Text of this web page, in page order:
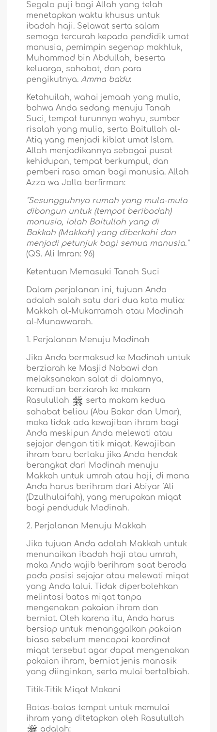
Segala puji bagi Allah yang telah
menetapkan waktu khusus untuk
ibadah haji. Selawat serta salam
semoga tercurah kepada pendidik umat
manusia, pemimpin segenap makhluk,
Muhammad bin Abdullah, beserta
keluarga, sahabat, dan para
pengikutnya.Amma ba'du:
Ketahuilah, wahai jemaah yang mulia,
bahwa Anda sedang menuju Tanah
Suci, tempat turunnya wahyu, sumber
risalah yang mulia, serta Baitullah al-
Atiq yang menjadi kiblat umat Islam.
Allah menjadikannya sebagai pusat
kehidupan, tempat berkumpul, dan
pemberi rasa aman bagi manusia. Allah
Azza wa Jalla berfirman:
"Sesungguhnya rumah yang mula-mula
dibangun untuk (tempat beribadah)
manusia, ialah Baitullah yang di
Bakkah (Makkah) yang diberkahi dan
menjadi petunjuk bagi semua manusia."
(QS. Ali Imran: 96)
Ketentuan Memasuki Tanah Suci
Dalam perjalanan ini, tujuan Anda
adalah salah satu dari dua kota mulia:
Makkah al-Mukarramah atau Madinah
al-Munawwarah.
1. Perjalanan Menuju Madinah
Jika Anda bermaksud ke Madinah untuk
berziarah ke Masjid Nabawi dan
melaksanakan salat di dalamnya,
kemudian berziarah ke makam
Rasulullah
serta makam kedua
sahabat beliau (Abu Bakar dan Umar),
maka tidak ada kewajiban ihram bagi
Anda meskipun Anda melewati atau
sejajar dengan titik miqat. Kewajiban
ihram baru berlaku jika Anda hendak
berangkat dari Madinah menuju
Makkah untuk umrah atau haji, di mana
Anda harus berihram dari Abiyar 'Ali
(Dzulhulaifah), yang merupakan miqat
bagi penduduk Madinah.
2. Perjalanan Menuju Makkah
Jika tujuan Anda adalah Makkah untuk
menunaikan ibadah haji atau umrah,
maka Anda wajib berihram saat berada
pada posisi sejajar atau melewati miqat
yang Anda lalui. Tidak diperbolehkan
melintasi batas miqat tanpa
mengenakan pakaian ihram dan
berniat. Oleh karena itu, Anda harus
bersiap untuk menanggalkan pakaian
biasa sebelum mencapai koordinat
miqat tersebut agar dapat mengenakan
pakaian ihram, berniat jenis manasik
yang diinginkan, serta mulai bertalbiah.
Titik-Titik Miqat Makani
Batas-batas tempat untuk memulai
ihram yang ditetapkan oleh Rasulullah
adalah: